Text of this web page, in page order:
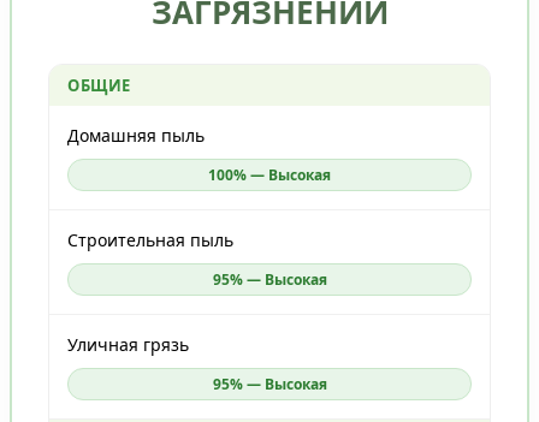
ЗАГРЯЗНЕНИЙ
ОБЩИЕ
Домашняя пыль
100% — Высокая
Строительная пыль
95% — Высокая
Уличная грязь
95% — Высокая